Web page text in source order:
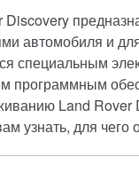
автомобиля и
специальным
программным
Land Rover
узнать, для